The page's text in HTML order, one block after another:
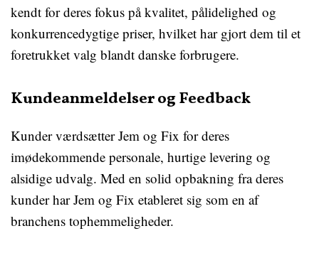
kendt for deres fokus på kvalitet, pålidelighed og
konkurrencedygtige priser, hvilket har gjort dem til et
foretrukket valg blandt danske forbrugere.
Kundeanmeldelser og Feedback
Kunder værdsætter Jem og Fix for deres
imødekommende personale, hurtige levering og
alsidige udvalg. Med en solid opbakning fra deres
kunder har Jem og Fix etableret sig som en af
branchens tophemmeligheder.